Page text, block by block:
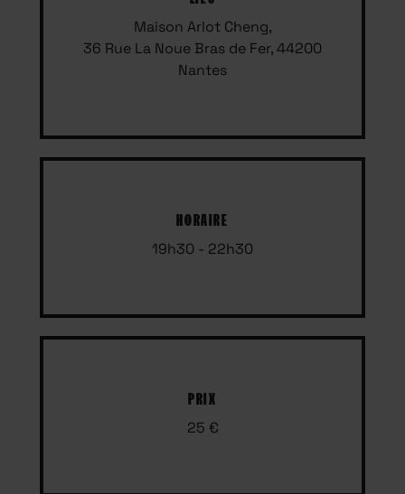
Maison Arlot Cheng,
36 Rue La Noue Bras de Fer, 44200
Nantes
HORAIRE
19h30 - 22h30
PRIX
25 €